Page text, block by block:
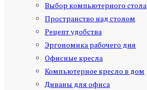
Выбор компьютерного стола
Пространство над столом
Рецепт удобства
Эргономика рабочего дня
Офисные кресла
Компьютерное кресло в дом
Диваны для офиса